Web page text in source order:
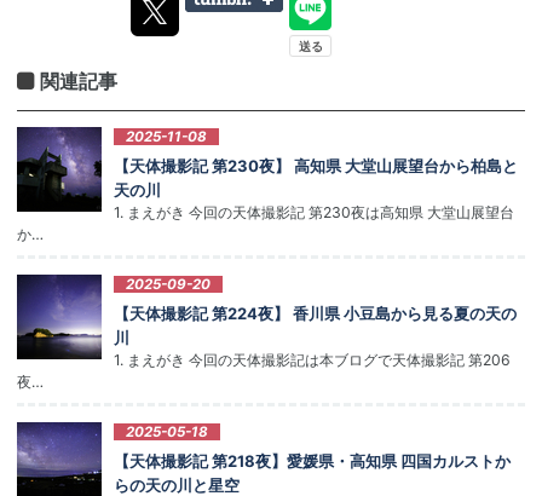
関連記事
2025-11-08
【天体撮影記 第230夜】 高知県 大堂山展望台から柏島と
天の川
1. まえがき 今回の天体撮影記 第230夜は高知県 大堂山展望台
か…
2025-09-20
【天体撮影記 第224夜】 香川県 小豆島から見る夏の天の
川
1. まえがき 今回の天体撮影記は本ブログで天体撮影記 第206
夜…
2025-05-18
【天体撮影記 第218夜】愛媛県・高知県 四国カルストか
らの天の川と星空